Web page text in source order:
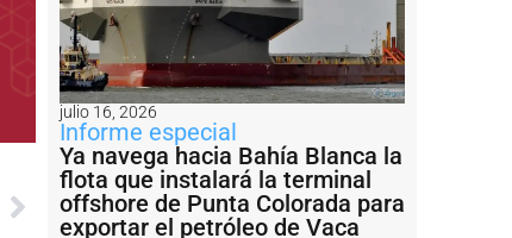
julio 16, 2026
Informe especial
Ya navega hacia Bahía Blanca la
flota que instalará la terminal
offshore de Punta Colorada para
exportar el petróleo de Vaca